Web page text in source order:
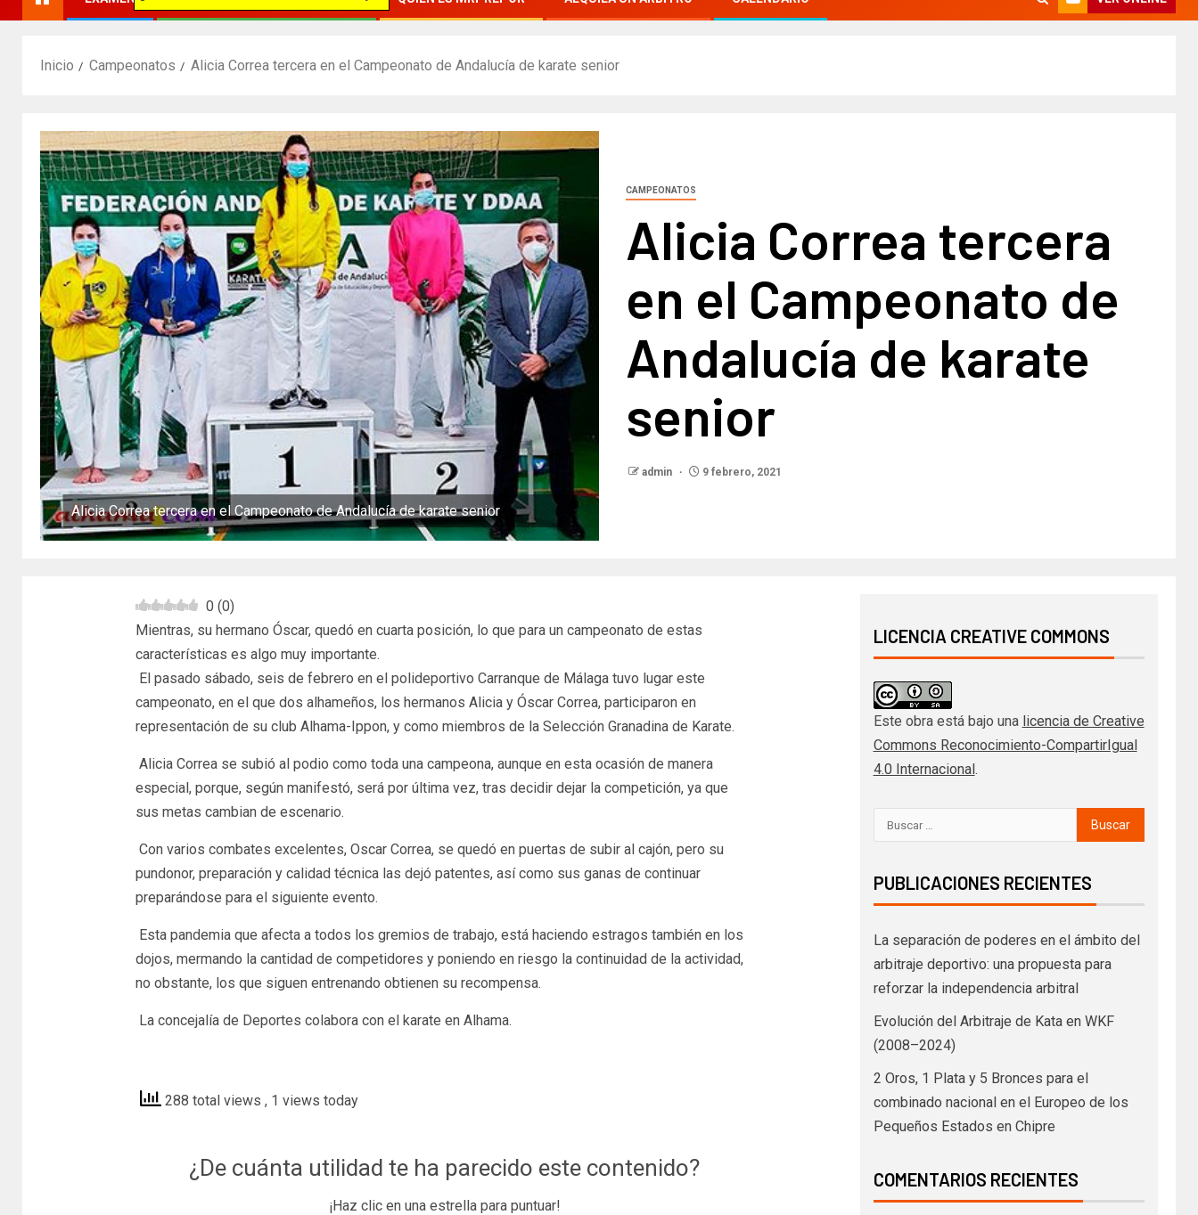
Inicio Campeonatos Alicia Correa tercera en el Campeonato de Andalucía de karate senior
Alicia Correa tercera en el Campeonato de Andalucía de karate senior
CAMPEONATOS
Alicia Correa tercera
en el Campeonato de
Andalucía de karate
senior
admin 9 febrero, 2021
0 (0)
Mientras, su hermano Óscar, quedó en cuarta posición, lo que para un campeonato de estas
características es algo muy importante.
El pasado sábado, seis de febrero en el polideportivo Carranque de Málaga tuvo lugar este
campeonato, en el que dos alhameños, los hermanos Alicia y Óscar Correa, participaron en
representación de su club Alhama-Ippon, y como miembros de la Selección Granadina de Karate.
Alicia Correa se subió al podio como toda una campeona, aunque en esta ocasión de manera
especial, porque, según manifestó, será por última vez, tras decidir dejar la competición, ya que
sus metas cambian de escenario.
Con varios combates excelentes, Oscar Correa, se quedó en puertas de subir al cajón, pero su
pundonor, preparación y calidad técnica las dejó patentes, así como sus ganas de continuar
preparándose para el siguiente evento.
Esta pandemia que afecta a todos los gremios de trabajo, está haciendo estragos también en los
dojos, mermando la cantidad de competidores y poniendo en riesgo la continuidad de la actividad,
no obstante, los que siguen entrenando obtienen su recompensa.
La concejalía de Deportes colabora con el karate en Alhama.
288 total views , 1 views today
¿De cuánta utilidad te ha parecido este contenido?
¡Haz clic en una estrella para puntuar!
LICENCIA CREATIVE COMMONS
Este obra está bajo una licencia de Creative
Commons Reconocimiento-CompartirIgual
4.0 Internacional .
PUBLICACIONES RECIENTES
La separación de poderes en el ámbito del
arbitraje deportivo: una propuesta para
reforzar la independencia arbitral
Evolución del Arbitraje de Kata en WKF
(2008–2024)
2 Oros, 1 Plata y 5 Bronces para el
combinado nacional en el Europeo de los
Pequeños Estados en Chipre
COMENTARIOS RECIENTES